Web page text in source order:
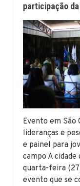
participação
Evento em
lideranças e
e painel para
campo A
quarta-feira
evento que se